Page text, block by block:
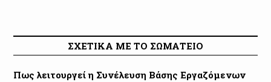
ΣΧΕΤΙΚΑ ΜΕ ΤΟ ΣΩΜΑΤΕΙΟ
Πως λειτουργεί η Συνέλευση Βάσης Εργαζόμενων